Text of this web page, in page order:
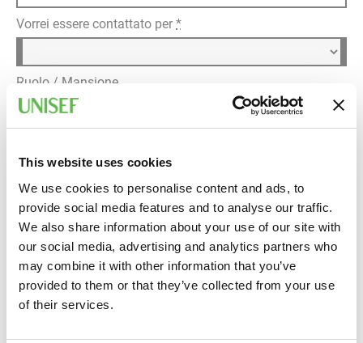
This website uses cookies
We use cookies to personalise content and ads, to
provide social media features and to analyse our traffic.
We also share information about your use of our site with
our social media, advertising and analytics partners who
may combine it with other information that you’ve
provided to them or that they’ve collected from your use
of their services.
Vorrei essere contattato per *
Ruolo / Mansione
Dettagli della richiesta*
Informativa privacy